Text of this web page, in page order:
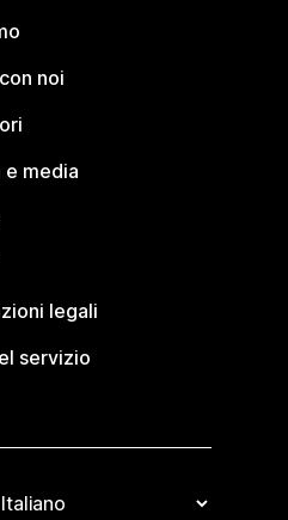
noi
e media
legali
servizio